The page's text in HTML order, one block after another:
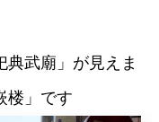
典武廟」が見えま
楼」です